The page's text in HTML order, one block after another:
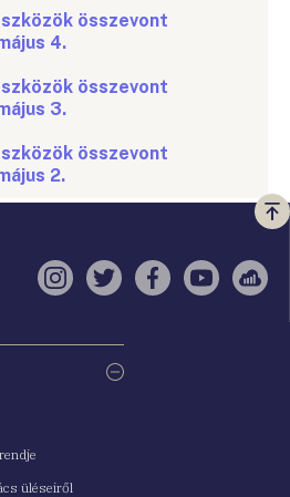
összevont
4.
összevont
3.
összevont
2.
a
Instagram
TwitterFacebook
YouTube
üléseiről